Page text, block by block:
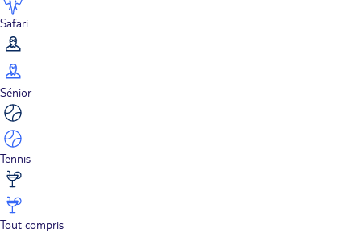
Safari
Sénior
Tennis
Tout compris